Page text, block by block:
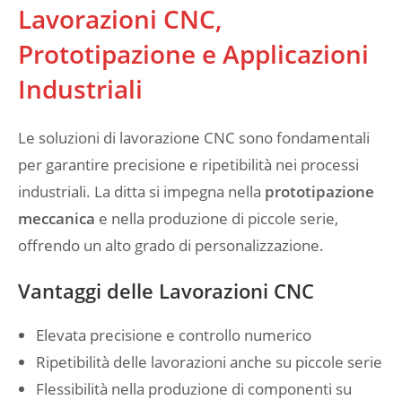
Lavorazioni CNC,
Prototipazione e Applicazioni
Industriali
Le soluzioni di lavorazione CNC sono fondamentali
per garantire precisione e ripetibilità nei processi
industriali. La ditta si impegna nella prototipazione
meccanica e nella produzione di piccole serie,
offrendo un alto grado di personalizzazione.
Vantaggi delle Lavorazioni CNC
Elevata precisione e controllo numerico
Ripetibilità delle lavorazioni anche su piccole serie
Flessibilità nella produzione di componenti su